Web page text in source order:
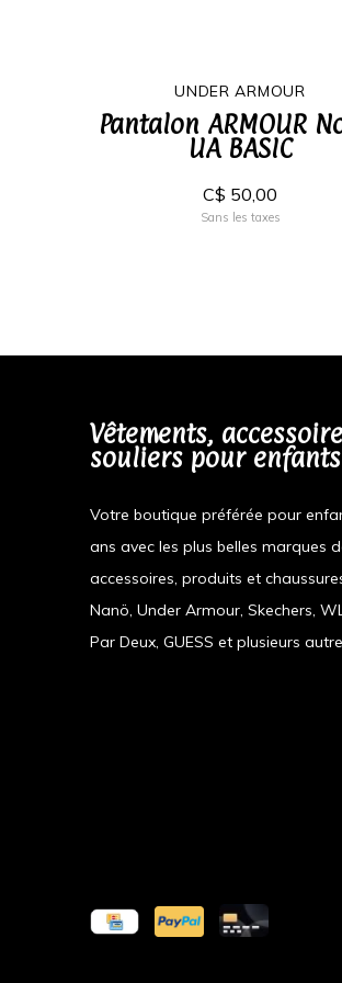
UNDER ARMOUR
Pantalon ARMOUR
UA BASIC
C$ 50,00
Sans les taxes
Vêtements,
souliers pour enfants
Votre boutique préférée pour
ans avec les plus belles marques
accessoires, produits et
Nanö, Under Armour, Skechers,
Par Deux, GUESS et plusieurs